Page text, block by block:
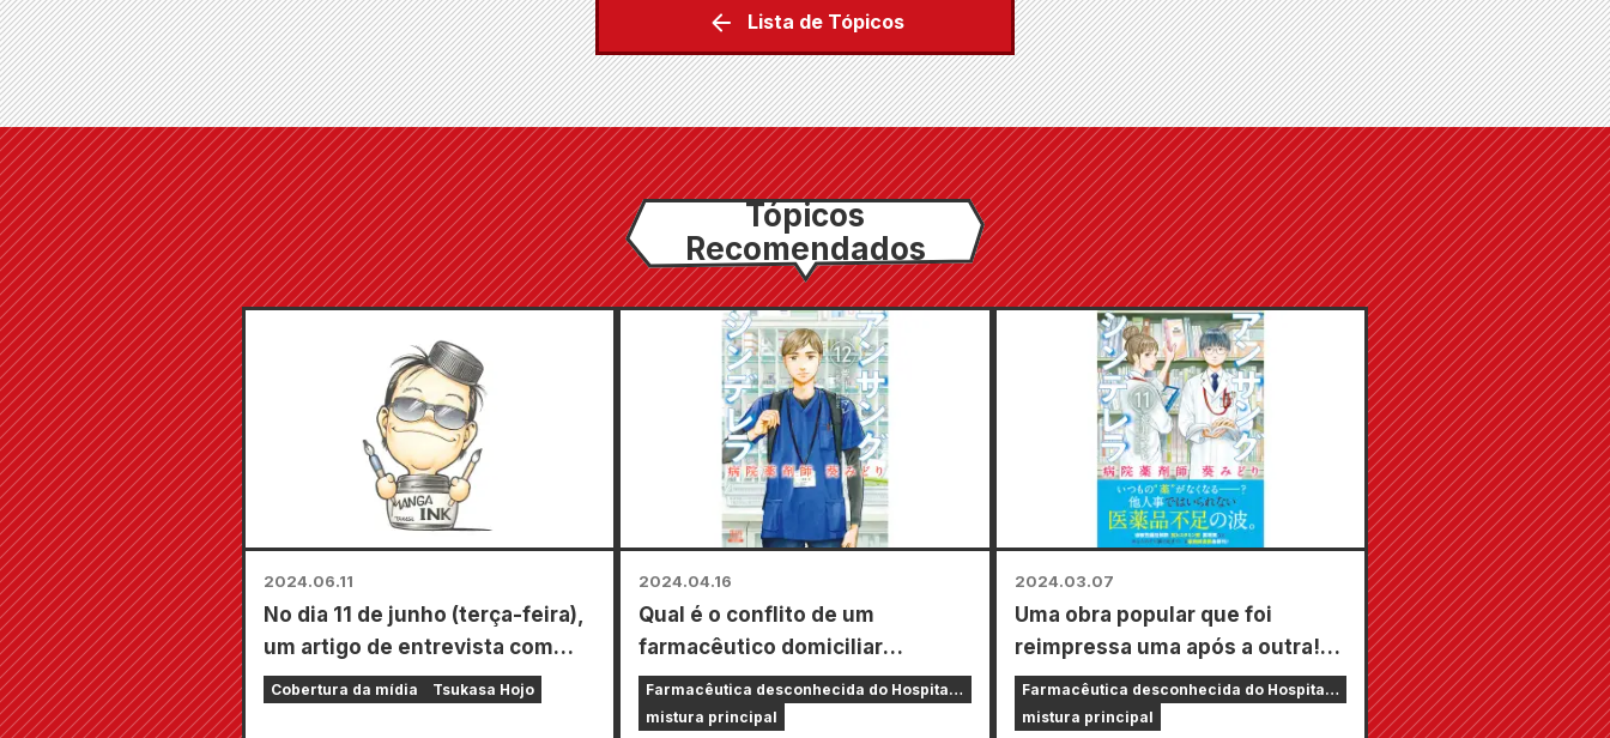
Lista de Tópicos
Tópicos
Recomendados
2024.06.11
No dia 11 de junho (terça-feira),
um artigo de entrevista com
Tsukasa Hojo foi publicado na
edição noturna e na versão web
Cobertura da mídia Tsukasa Hojo
2024.04.16
Qual é o conflito de um
farmacêutico domiciliar
envolvido no dia a dia de um
paciente? "Unsung Cinderella
Farmacêutica desconhecida do Hospital
Cinderela, Midori Aoi
mistura principal
2024.03.07
Uma obra popular que foi
reimpressa uma após a outra!
“Unsung Cinderella Hospital
Pharmacist Midori Aoi” Volume
Farmacêutica desconhecida do Hospital
Cinderela, Midori Aoi
mistura principal